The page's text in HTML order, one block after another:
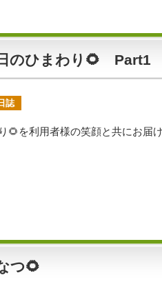
のひまわり🌻 Part1
誌
🌻を利用者様の笑顔と共にお届け
つ🌻